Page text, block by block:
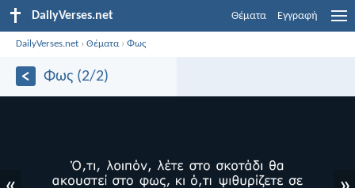
DailyVerses.net Θέματα Εγγραφή
DailyVerses.net ›Θέματα›Φως
Φως (2/2)